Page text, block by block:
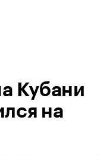
Кубани
на